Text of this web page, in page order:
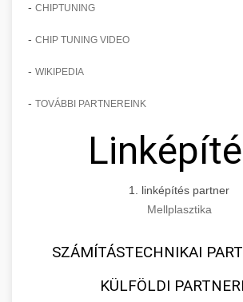
- CHIPTUNING
- CHIP TUNING VIDEO
- WIKIPEDIA
- TOVÁBBI PARTNEREINK
1. linképítés partner
Mellplasztika
SZÁMÍTÁSTECHNIKAI
KÜLFÖLDI